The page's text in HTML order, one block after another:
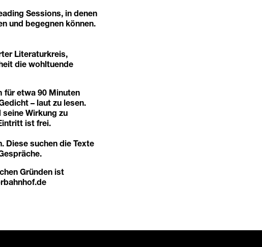
Sessions, in denen
und begegnen können.
Literaturkreis,
die wohltuende
für etwa 90 Minuten
– laut zu lesen.
seine Wirkung zu
ist frei.
Diese suchen die Texte
Gründen ist